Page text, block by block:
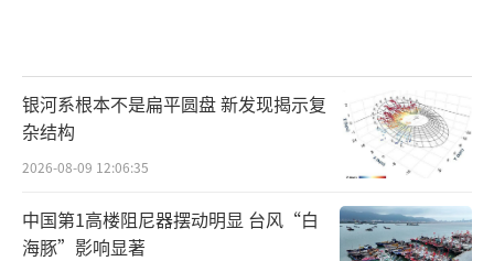
他的解决方式是把时间压缩到极致：每年
清明，无论多远多难，他一定返乡。买不到坐
票，就在火车上站一宿；实在赶不回的极少年
份，就由弟弟高显成、高显华代劳。21年的打
工生涯，成了他每年一次跨越千里的朝圣。
银河系根本不是扁平圆盘 新发现揭示复
杂结构
2026-08-09 12:06:35
中国第1高楼阻尼器摆动明显 台风“白
海豚”影响显著